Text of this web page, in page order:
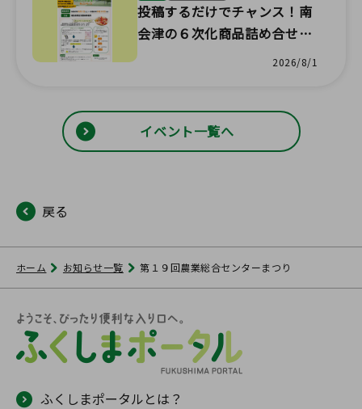
投稿するだけでチャンス！南
会津の６次化商品詰め合せを
ゲットしよう！！南会津農林
2026/8/1
イベント一覧へ
戻る
ホーム お知らせ一覧 第１９回農業総合センターまつり
ふくしまポータルとは？